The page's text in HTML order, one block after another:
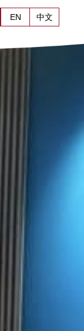
EN 中文